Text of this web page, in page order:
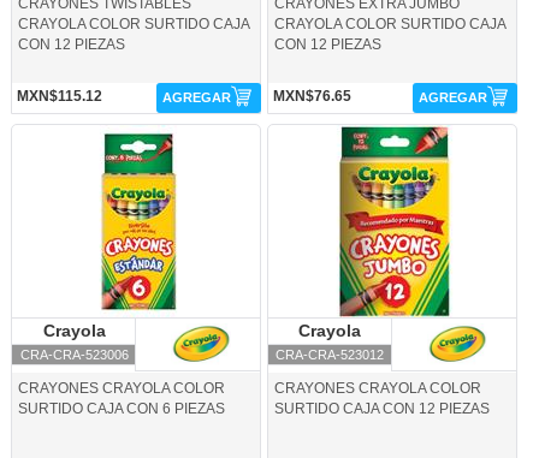
CRAYOLA COLOR SURTIDO CAJA
CON 12 PIEZAS
MXN$115.12 AGREGAR
CRAYOLA COLOR SURTIDO CAJA
CON 12 PIEZAS
MXN$76.65 AGREGAR
CRA-CRA-523006-Crayola
Crayola
CRA-CRA-523006
CRAYONES CRAYOLA COLOR
SURTIDO CAJA CON 6 PIEZAS
CRA-CRA-523012-Crayola
Crayola
CRA-CRA-523012
CRAYONES CRAYOLA COLOR
SURTIDO CAJA CON 12 PIEZAS